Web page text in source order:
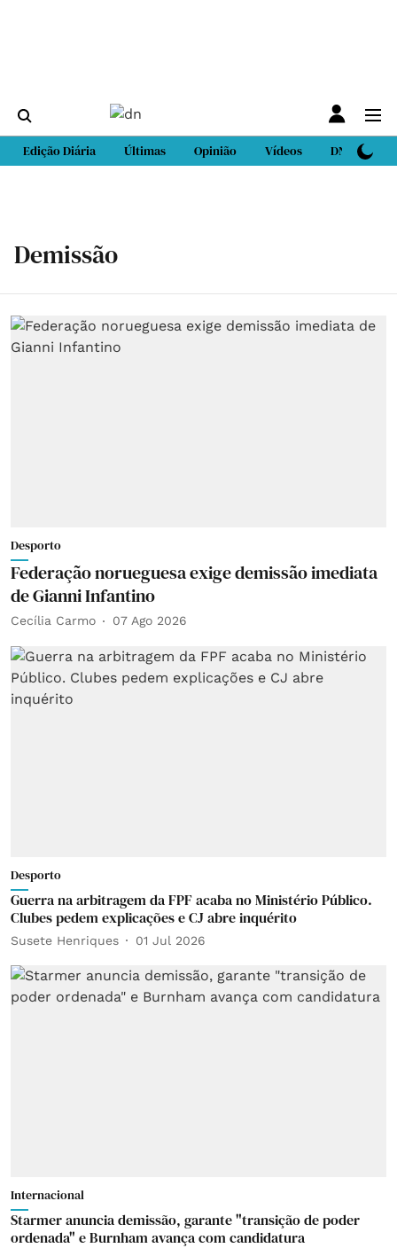
Edição Diária Últimas Opinião Vídeos DN Sport
Demissão
Desporto
Federação norueguesa exige demissão imediata
de Gianni Infantino
Cecília Carmo 07 Ago 2026
Desporto
Guerra na arbitragem da FPF acaba no Ministério Público.
Clubes pedem explicações e CJ abre inquérito
Susete Henriques 01 Jul 2026
Internacional
Starmer anuncia demissão, garante "transição de poder
ordenada" e Burnham avança com candidatura